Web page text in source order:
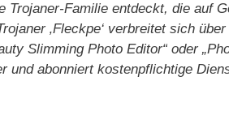
Trojaner-Familie entdeckt, die auf
‚Fleckpe‘ verbreitet sich über
Slimming Photo Editor“ oder
und abonniert kostenpflichtige